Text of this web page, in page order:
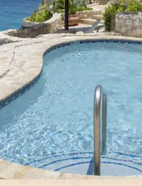
média de 5, 4